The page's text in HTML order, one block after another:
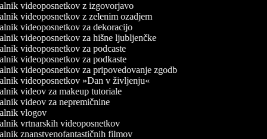
videoposnetkov z izgovorjavo
videoposnetkov z zelenim ozadjem
videoposnetkov za dekoracijo
videoposnetkov za hišne ljubljenčke
videoposnetkov za podcaste
videoposnetkov za podkaste
videoposnetkov za pripovedovanje zgodb
videoposnetkov »Dan v življenju«
videov za makeup tutoriale
videov za nepremičnine
vlogov
vrtnarskih videoposnetkov
znanstvenofantastičnih filmov